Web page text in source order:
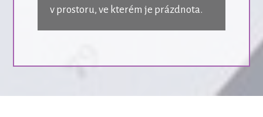
v prostoru, ve kterém je prázdnota.